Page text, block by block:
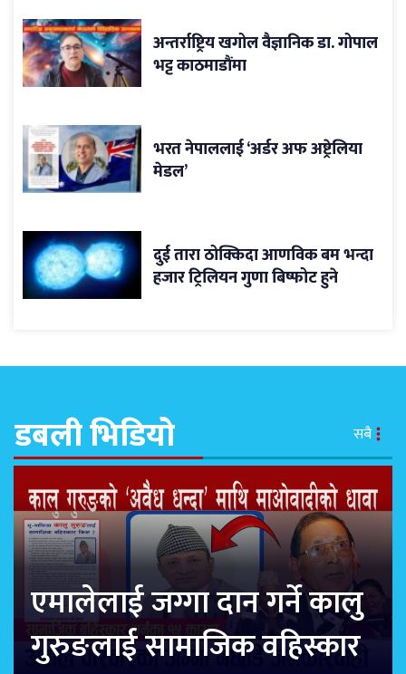
अन्तर्राष्ट्रिय खगोल वैज्ञानिक डा. गोपाल
भट्ट काठमाडौंमा
भरत नेपाललाई ‘अर्डर अफ अष्ट्रेलिया
मेडल’
दुई तारा ठोक्किदा आणविक बम भन्दा
हजार ट्रिलियन गुणा बिष्फोट हुने
डबली भिडियो सबै
एमालेलाई जग्गा दान गर्ने कालु
गुरुङलाई सामाजिक वहिस्कार